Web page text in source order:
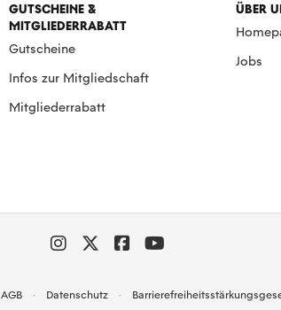
GUTSCHEINE &
MITGLIEDERRABATT
Gutscheine
Infos zur Mitgliedschaft
Mitgliederrabatt
ÜBER
Jobs
AGB Datenschutz